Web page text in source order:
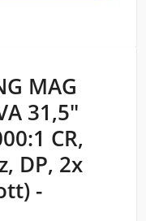
MAG
31,5"
CR,
DP, 2x
-